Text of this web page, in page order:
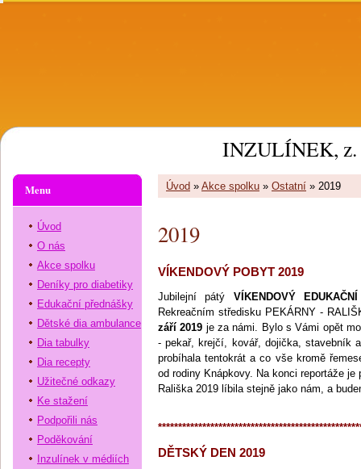
INZULÍNEK, z.
Úvod » Akce spolku » Ostatní » 2019
2019
VÍKENDOVÝ POBYT 2019
Jubilejní pátý VÍKENDOVÝ
Rekreačním středisku PEKÁRNY -
září 2019 je za námi. Bylo s Vámi opět
- pekař, krejčí, kovář, dojička, stavebník
probíhala tentokrát a co vše kromě
od rodiny Knápkovy. Na konci reportáže je
Rališka 2019 líbila stejně jako nám, a
DĚTSKÝ DEN 2019
Menu
Úvod
O nás
Akce spolku
Deníky pro diabetiky
Edukační přednášky
Dětské dia ambulance
Dia tabulky
Dia recepty
Užitečné odkazy
Ke stažení
Podpořili nás
Poděkování
Inzulínek v médiích